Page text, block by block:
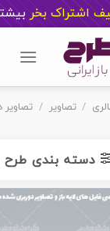
ب
/ تصاویر / تصاویر
دسته بندی طرح